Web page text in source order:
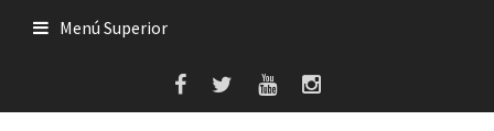
Menú Superior